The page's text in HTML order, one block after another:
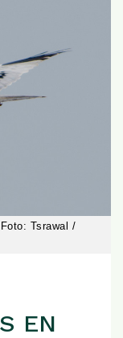
Tsrawal /
EN